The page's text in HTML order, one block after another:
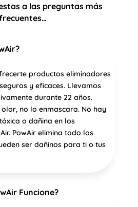
a las preguntas más
productos eliminadores
y eficaces. Llevamos
durante 22 años.
no lo enmascara. No hay
o dañina en los
PowAir elimina todo los
ser dañinos para ti o tus
Funcione?